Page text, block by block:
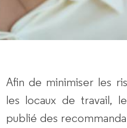
Afin de minimiser les
les locaux de travail,
publié des